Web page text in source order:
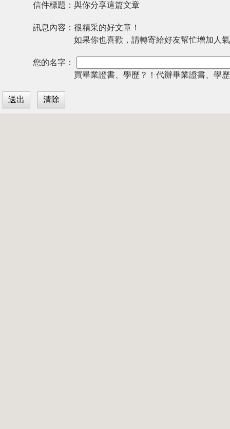
信件標題： 與你分享這篇文章
訊息內容： 很精采的好文章！
如果你也喜歡，請轉寄給好友幫忙增加人
您的名字：
買畢業證書、學歷？！代辦畢業證書、學